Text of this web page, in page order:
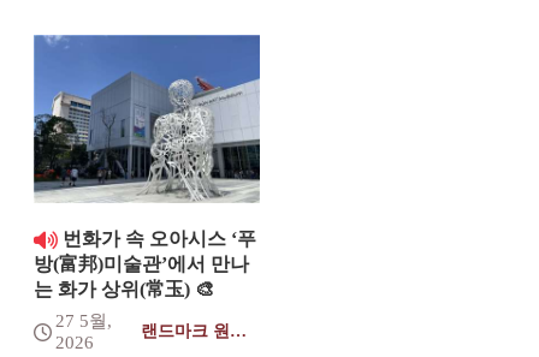
번화가 속 오아시스 ‘푸
방(富邦)미술관’에서 만나
는 화가 상위(常玉) 🎨
27 5월,
2026
랜드마크 원정